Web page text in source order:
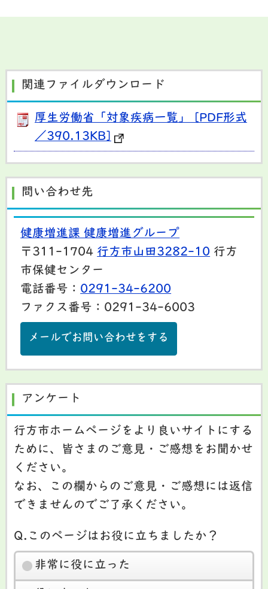
関連ファイルダウンロード
厚生労働省「対象疾病一覧」 [PDF形式
／390.13KB]
問い合わせ先
健康増進課 健康増進グループ
〒311-1704 行方市山田3282-10 行方
市保健センター
電話番号： 0291-34-6200
ファクス番号：0291-34-6003
メールでお問い合わせをする
アンケート
行方市ホームページをより良いサイトにする
ために、皆さまのご意見・ご感想をお聞かせ
ください。
なお、この欄からのご意見・ご感想には返信
できませんのでご了承ください。
Q.このページはお役に立ちましたか？
非常に役に立った